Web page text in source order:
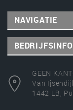
NAVIGATIE
GEEN
Van
1442 LB,